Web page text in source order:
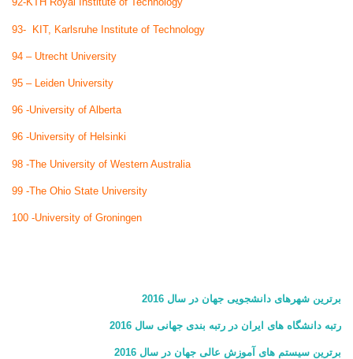
93- KIT, Karlsruhe Institute of Technology
94 – Utrecht University
95 – Leiden University
96 -University of Alberta
96 -University of Helsinki
98 -The University of Western Australia
99 -The Ohio State University
100 -University of Groningen
برترین شهرهای دانشجویی جهان در سال 2016
رتبه دانشگاه های ایران در رتبه بندی جهانی سال 2016
برترین سیستم های آموزش عالی جهان در سال 2016